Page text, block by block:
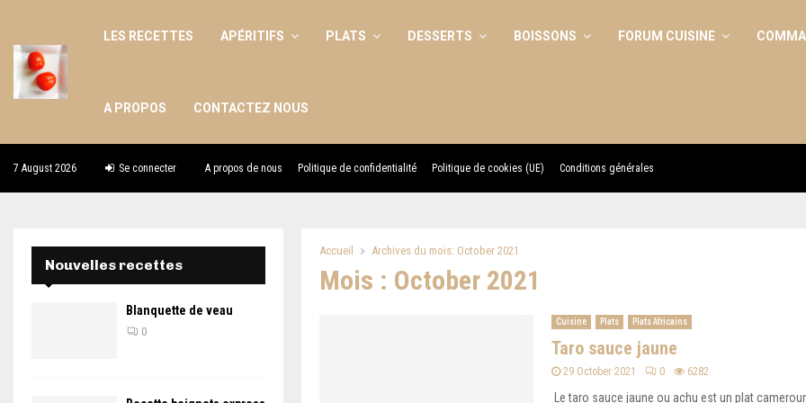
LES RECETTES APÉRITIFS PLATS DESSERTS BOISSONS FORUM CUISINE
A PROPOS CONTACTEZ NOUS
7 August 2026 Se connecter A propos de nous Politique de confidentialité Politique de cookies (UE) Conditions générales
Accueil Archives du mois: October 2021
Mois : October 2021
Cuisine Plats Plats Africains
Taro sauce jaune
29 October 2021 0 6282
Le taro sauce jaune ou achu est un plat
Nouvelles recettes
Blanquette de veau
0